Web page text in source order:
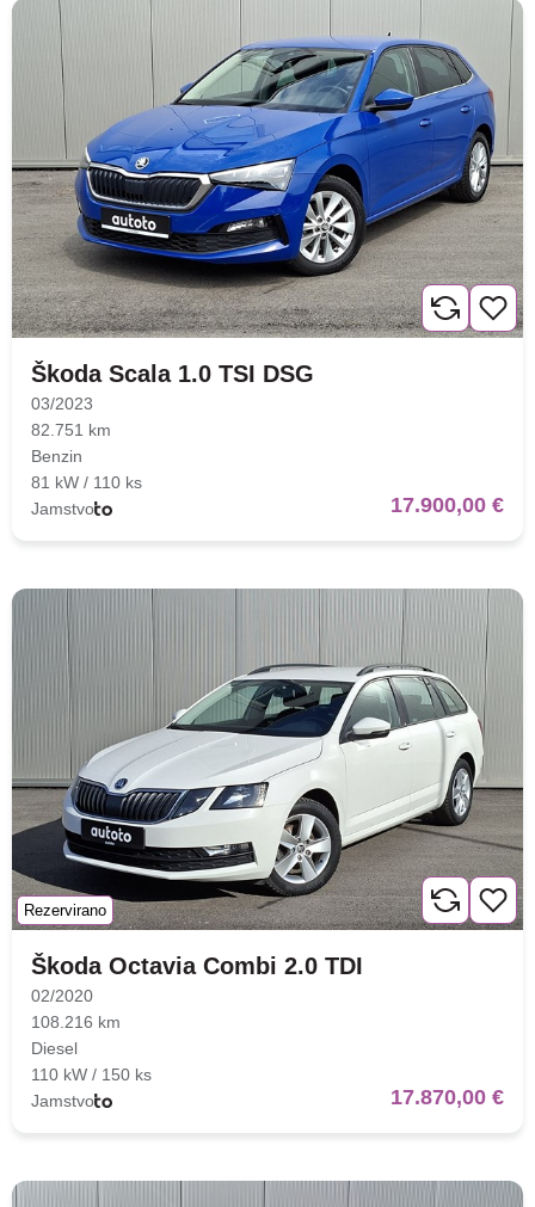
Škoda Scala 1.0 TSI DSG
03/2023
82.751 km
Benzin
81 kW / 110 ks
Jamstvo
17.900,00 €
Rezervirano
Škoda Octavia Combi 2.0 TDI
02/2020
108.216 km
Diesel
110 kW / 150 ks
Jamstvo
17.870,00 €